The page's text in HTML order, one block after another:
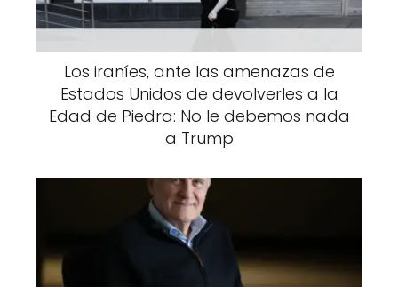
Los iraníes, ante las amenazas de
Estados Unidos de devolverles a la
Edad de Piedra: No le debemos nada
a Trump